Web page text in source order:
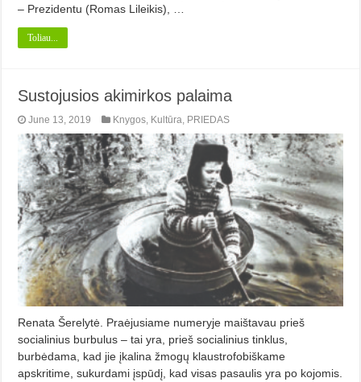
– Prezidentu (Romas Lileikis), …
Toliau...
Sustojusios akimirkos palaima
June 13, 2019 Knygos, Kultūra, PRIEDAS
Renata Šerelytė. Praėjusiame numeryje maištavau prieš
socialinius burbulus – tai yra, prieš socialinius tinklus,
burbėdama, kad jie įkalina žmogų klaustrofobiškame
apskritime, sukurdami įspūdį, kad visas pasaulis yra po kojomis.